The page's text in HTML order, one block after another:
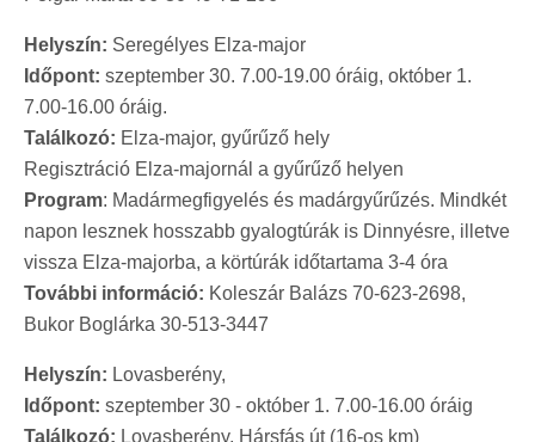
Helyszín: Seregélyes Elza-major
Időpont: szeptember 30. 7.00-19.00 óráig, október 1.
7.00-16.00 óráig.
Találkozó: Elza-major, gyűrűző hely
Regisztráció Elza-majornál a gyűrűző helyen
Program: Madármegfigyelés és madárgyűrűzés. Mindkét
napon lesznek hosszabb gyalogtúrák is Dinnyésre, illetve
vissza Elza-majorba, a körtúrák időtartama 3-4 óra
További információ: Koleszár Balázs 70-623-2698,
Bukor Boglárka 30-513-3447
Helyszín: Lovasberény,
Időpont: szeptember 30 - október 1. 7.00-16.00 óráig
Találkozó: Lovasberény, Hársfás út (16-os km)